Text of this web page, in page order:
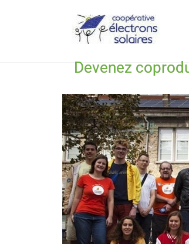
Devenez